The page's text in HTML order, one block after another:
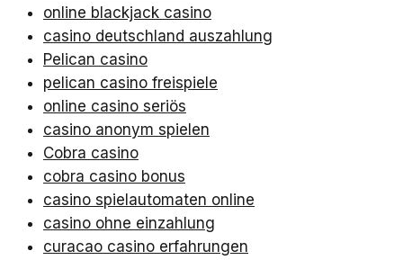
online blackjack casino
casino deutschland auszahlung
Pelican casino
pelican casino freispiele
online casino seriös
casino anonym spielen
Cobra casino
cobra casino bonus
casino spielautomaten online
casino ohne einzahlung
curacao casino erfahrungen